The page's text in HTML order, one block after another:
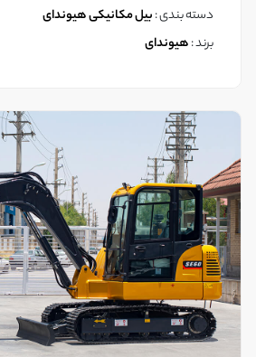
دسته بندی :بیل مکانیکی هیوندای
برند :هیوندای